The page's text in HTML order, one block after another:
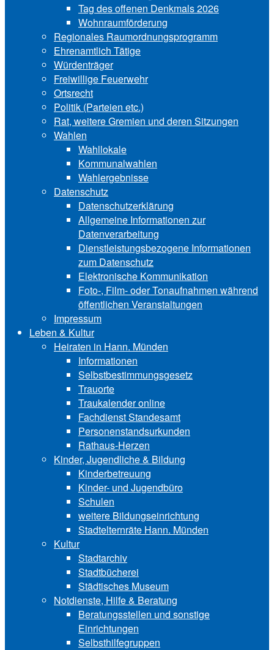
Tag des offenen Denkmals 2026
Wohnraumförderung
Regionales Raumordnungsprogramm
Ehrenamtlich Tätige
Würdenträger
Freiwillige Feuerwehr
Ortsrecht
Politik (Parteien etc.)
Rat, weitere Gremien und deren Sitzungen
Wahlen
Wahllokale
Kommunalwahlen
Wahlergebnisse
Datenschutz
Datenschutzerklärung
Allgemeine Informationen zur
Datenverarbeitung
Dienstleistungsbezogene Informationen
zum Datenschutz
Elektronische Kommunikation
Foto-, Film- oder Tonaufnahmen während
öffentlichen Veranstaltungen
Impressum
Leben & Kultur
Heiraten in Hann. Münden
Informationen
Selbstbestimmungsgesetz
Trauorte
Traukalender online
Fachdienst Standesamt
Personenstandsurkunden
Rathaus-Herzen
Kinder, Jugendliche & Bildung
Kinderbetreuung
Kinder- und Ju‍gend‍bü‍ro
Schulen
weitere Bildungseinrichtung
Stadtelternräte Hann. Münden
Kultur
Stadtarchiv
Stadtbücherei
Städtisches Museum
Notdienste, Hilfe & Be‍ra‍tung
Beratungsstellen und sonstige
Einrichtungen
Selbsthilfegruppen